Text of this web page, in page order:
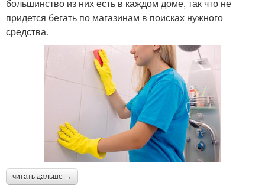
большинство из них есть в каждом доме, так что не
придется бегать по магазинам в поисках нужного
средства.
читать дальше →